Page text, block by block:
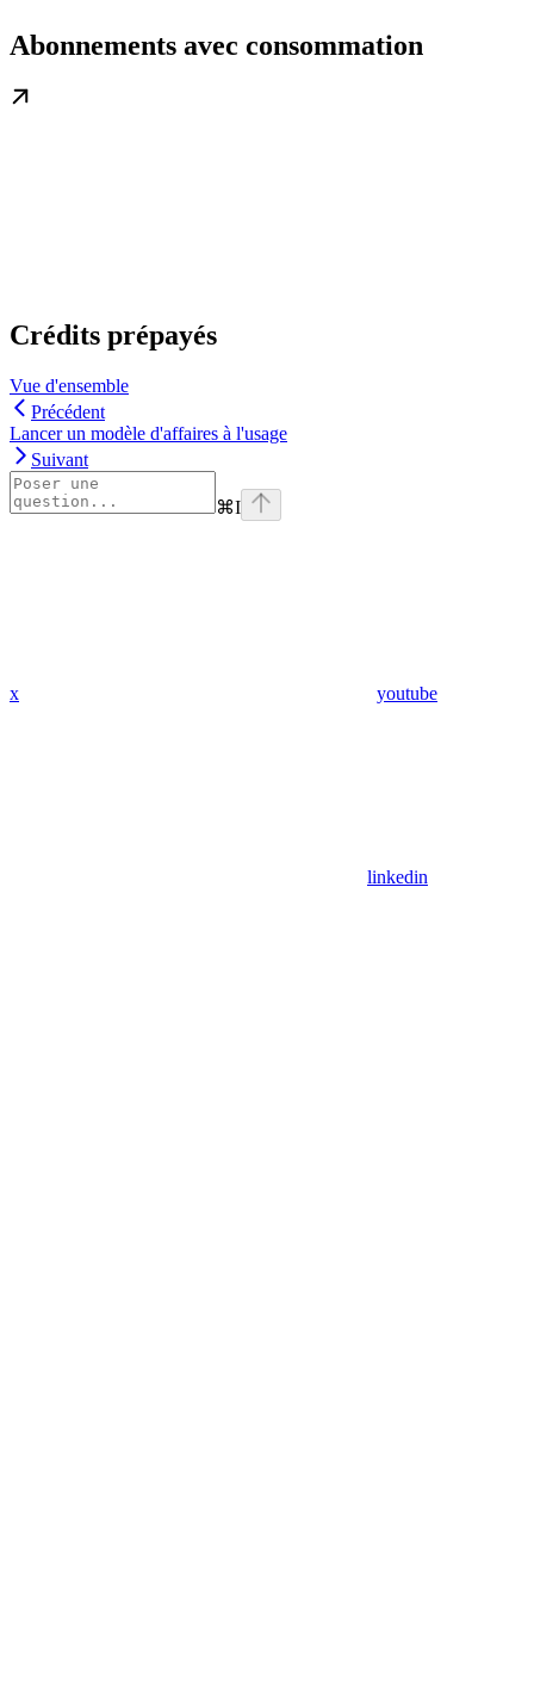
Abonnements avec consommation
Crédits prépayés
Vue d'ensemble
Précédent
Lancer un modèle d'affaires à l'usage
Suivant
⌘I
x youtube
linkedin